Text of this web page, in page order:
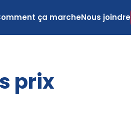
ça marcheNous joindre
prix